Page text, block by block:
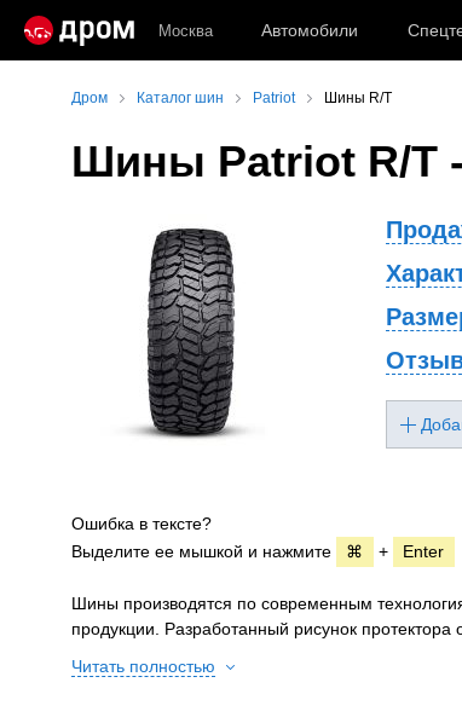
Москва Автомобили
Дром Каталог шин Patriot Шины R/T
Шины Patriot R/T
Ошибка в тексте?
Выделите ее мышкой и нажмите
⌘ + Enter
Шины производятся по современным
продукции. Разработанный рисунок
Читать полностью